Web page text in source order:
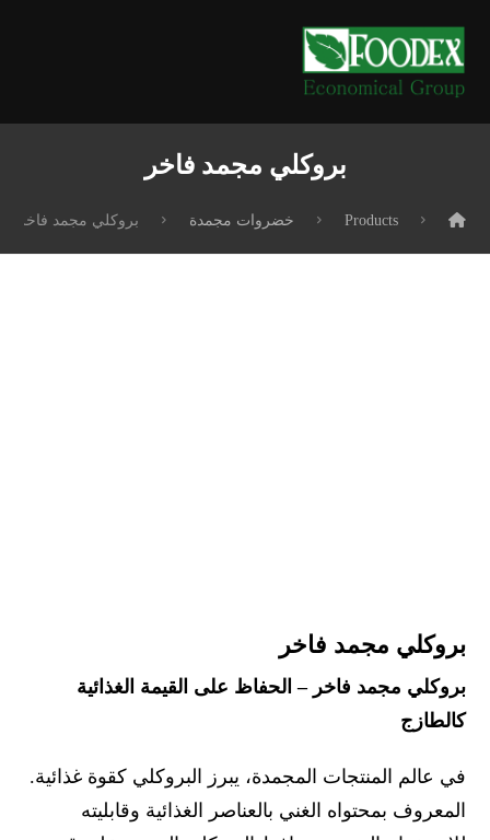
بروكلي مجمد فاخر
Products خضروات مجمدة بروكلي مجمد فاخر
بروكلي مجمد فاخر
بروكلي مجمد فاخر – الحفاظ على القيمة الغذائية
كالطازج
في عالم المنتجات المجمدة، يبرز البروكلي كقوة غذائية.
المعروف بمحتواه الغني بالعناصر الغذائية وقابليته